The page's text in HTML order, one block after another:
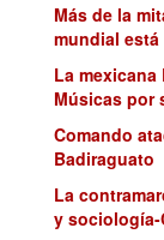
Más de la
mundial
La mexicana
Músicas por
Comando
Badiraguato
La
y sociología-